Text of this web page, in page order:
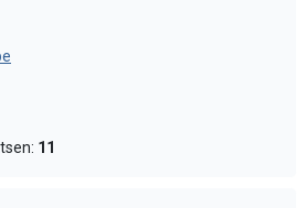
11